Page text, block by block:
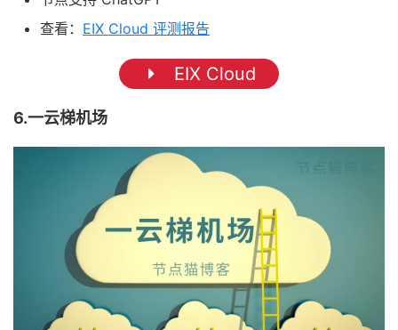
查看： EIX Cloud 评测报告
EIX Cloud
6.一云梯机场